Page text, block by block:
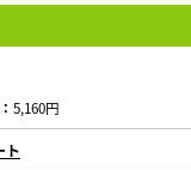
5,160円
ト